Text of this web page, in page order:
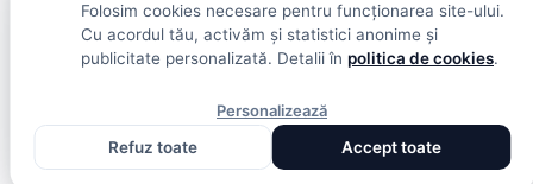
Folosim cookies necesare pentru funcționarea site-ului.
Cu acordul tău, activăm și statistici anonime și
publicitate personalizată. Detalii în politica de cookies.
Personalizează
Refuz toate
Accept toate